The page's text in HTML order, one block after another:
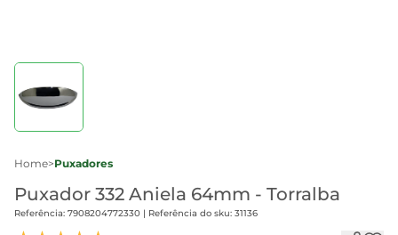
Home>Puxadores
Puxador 332 Aniela 64mm - Torralba
Referência: 7908204772330 | Referência do sku: 31136